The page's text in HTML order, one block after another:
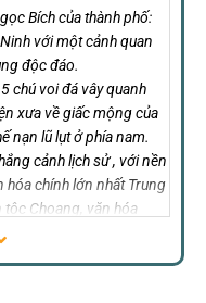
Bích của thành phố:
với một cảnh quan
độc đáo.
chú voi đá vây quanh
xưa về giấc mộng của
nạn lũ lụt ở phía nam.
cảnh lịch sử , với nền
hóa chính lớn nhất Trung
tộc Choang, văn hóa